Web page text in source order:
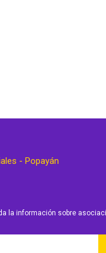
- Popayán
la información sobre